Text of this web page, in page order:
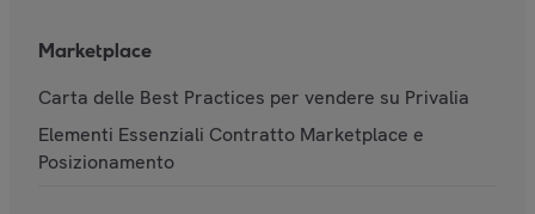
Marketplace
Carta delle Best Practices per vendere su Privalia
Elementi Essenziali Contratto Marketplace e
Posizionamento